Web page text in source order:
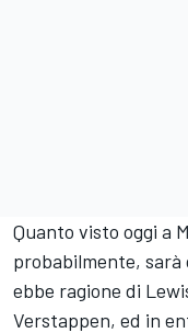
Quanto visto oggi a
probabilmente, sarà
ebbe ragione di
Verstappen, ed in